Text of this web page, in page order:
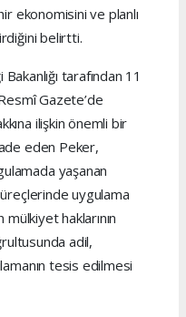
ekonomisini ve planlı
belirtti.
tarafından 11
Gazete’de
ilişkin önemli bir
eden Peker,
yaşanan
uygulama
haklarının
adil,
tesis edilmesi